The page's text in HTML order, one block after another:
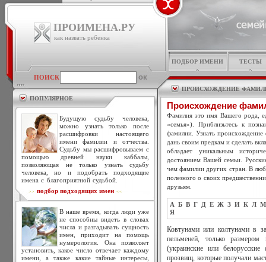
ПРОИМЕНА.РУ
как назвать ребенка
ПОИСК
ПОПУЛЯРНОЕ
Будущую судьбу человека,
можно узнать только после
расшифровки настоящего
имени фамилии и отчества.
Судьбу мы расшифровываем с
помощью древней науки каббалы,
позволяющая не только узнать судьбу
человека, но и подобрать подходящие
имена с благоприятной судьбой.
>> подбор подходящих имен <<
В наше время, когда люди уже
не способны видеть в словах
числа и разгадывать сущность
имен, приходит на помощь
нумерология. Она позволяет
установить, какое число отвечает каждому
имени, а также какие тайные интересы,
ПОДБОР ИМЕНИ ТЕСТЫ
ПРОИСХОЖДЕНИЕ
Происхождение
Фамилия это имя Вашего рода,
«семья»). Приблизьтесь к
фамилии. Узнать
дань своим предкам и сделать
обладает уникальным
достоянием Вашей семьи.
чем фамилии других стран. В
полезного о своих
друзьям.
А Б В Г Д Е Ж З И К Л М
Я
Ковтунами или колтунами в
пельменей, только
(украинские или
прозвищ, которые получали